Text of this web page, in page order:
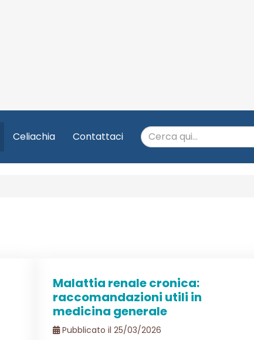
Celiachia Contattaci
Malattia renale cronica:
raccomandazioni utili in
medicina generale
Pubblicato il 25/03/2026